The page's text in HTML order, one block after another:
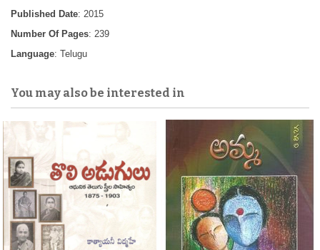
Published Date: 2015
Number Of Pages: 239
Language: Telugu
You may also be interested in